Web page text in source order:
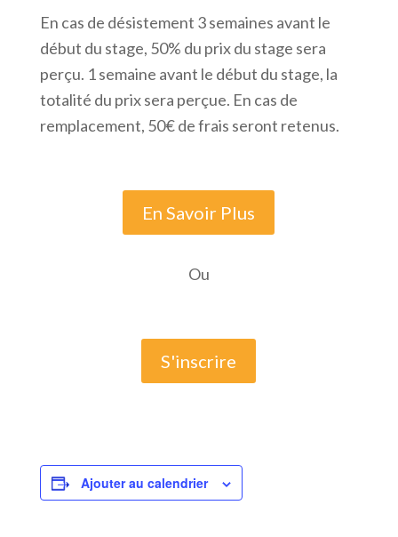
En cas de désistement 3 semaines avant le
début du stage, 50% du prix du stage sera
perçu. 1 semaine avant le début du stage, la
totalité du prix sera perçue. En cas de
remplacement, 50€ de frais seront retenus.
En Savoir Plus
Ou
S'inscrire
Ajouter au calendrier